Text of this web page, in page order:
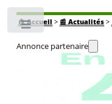
🏠Accueil > 📰 Actualités>
Annonce partenaire
Toggle